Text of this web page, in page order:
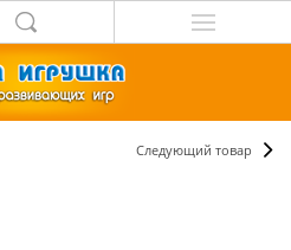
Следующий товар